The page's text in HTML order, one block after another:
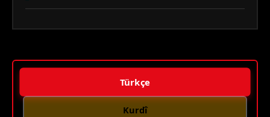
Türkçe
Kurdî